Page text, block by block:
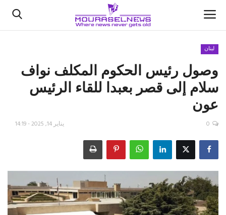
الأخبار
كتّابنا
السعودية
اقتصاد
علوم وتكنولوجيا
رياضة
لبنان
‏وصول رئيس الحكوم المكلف نواف
سلام إلى قصر بعبدا للقاء الرئيس
عون
يناير 14, 2025 - 14:19 0